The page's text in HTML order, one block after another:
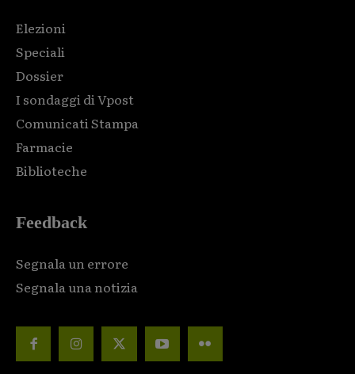
Elezioni
Speciali
Dossier
I sondaggi di Vpost
Comunicati Stampa
Farmacie
Biblioteche
Feedback
Segnala un errore
Segnala una notizia